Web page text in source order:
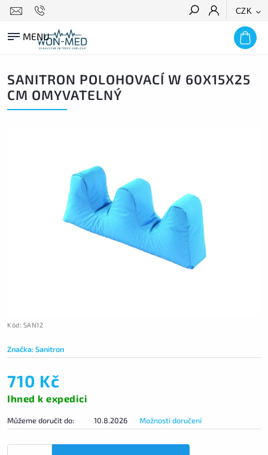
CZK
HLEDAT
SANITRON POLOHOVACÍ W 60X15X25
CM OMYVATELNÝ
Kód: SAN12
Značka:Sanitron
710 Kč
Ihned k expedici
Můžeme doručit do: 10.8.2026 Možnosti doručení